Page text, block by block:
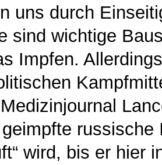
uns durch
sind wichtige
Impfen.
wird, bis er hier